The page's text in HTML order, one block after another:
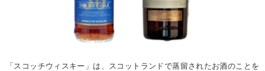
「スコッチウィスキー」は、スコットランドで蒸留されたお酒のことを